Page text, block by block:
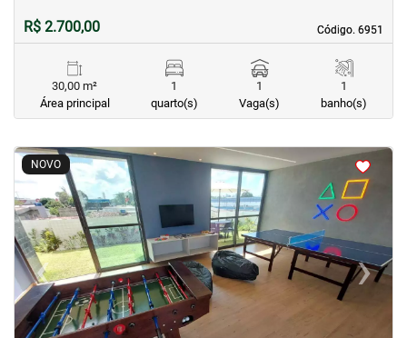
Código. 6951
Código. 6951
R$ 2.700,00
30,00 m²
Área principal
1
quarto(s)
1
Vaga(s)
1
banho(s)
NOVO
<<<<
‹Previous ›Next